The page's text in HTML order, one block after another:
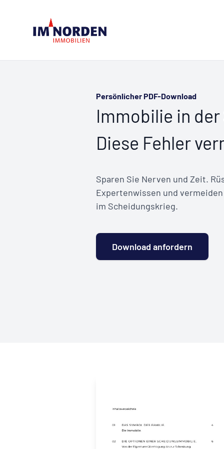
Persönlicher PDF-Download
Immobilie in
Diese Fehler
Sparen Sie Nerven und Zeit.
Expertenwissen und
im Scheidungskrieg.
Download anfordern